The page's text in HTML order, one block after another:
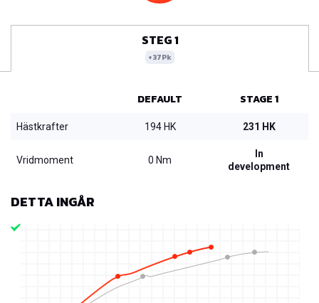
STEG 1
+37Pk
DEFAULT STAGE 1
Hästkrafter 194 HK 231 HK
Vridmoment 0 Nm
In
development
DETTA INGÅR